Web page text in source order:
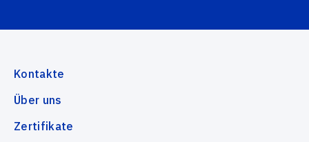
Kontakte
Über uns
Zertifikate